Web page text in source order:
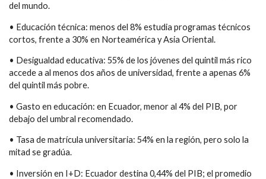
del mundo.
• Educación técnica: menos del 8% estudia programas técnicos
cortos, frente a 30% en Norteamérica y Asia Oriental.
• Desigualdad educativa: 55% de los jóvenes del quintil más rico
accede a al menos dos años de universidad, frente a apenas 6%
del quintil más pobre.
• Gasto en educación: en Ecuador, menor al 4% del PIB, por
debajo del umbral recomendado.
• Tasa de matrícula universitaria: 54% en la región, pero solo la
mitad se gradúa.
• Inversión en I+D: Ecuador destina 0,44% del PIB; el promedio